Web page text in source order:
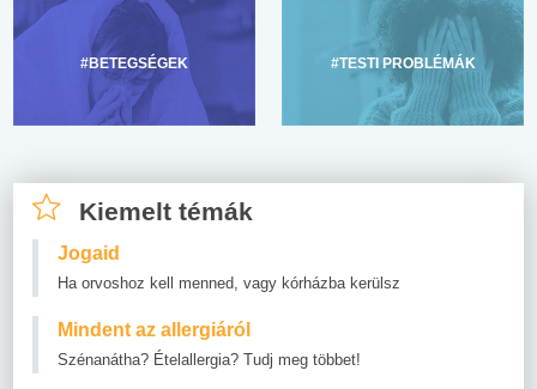
#BETEGSÉGEK #TESTI PROBLÉMÁK
Kiemelt témák
Jogaid
Ha orvoshoz kell menned, vagy kórházba kerülsz
Mindent az allergiáról
Szénanátha? Ételallergia? Tudj meg többet!